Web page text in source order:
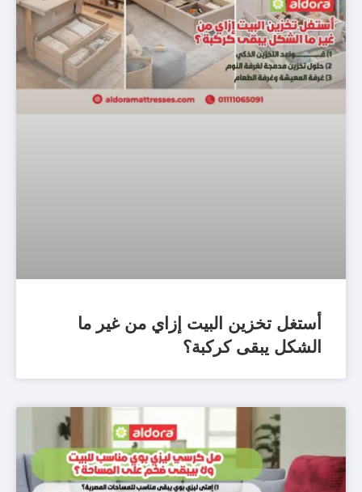
أستغل تخزين البيت إزاي من غير ما
الشكل يبقى كركبة؟